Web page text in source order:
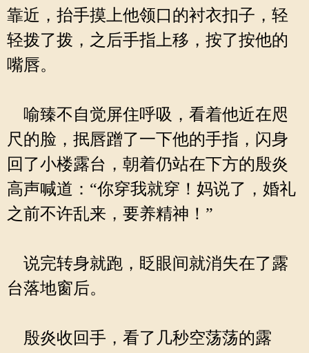
靠近，抬手摸上他领口的衬衣扣子，轻
轻拨了拨，之后手指上移，按了按他的
嘴唇。
喻臻不自觉屏住呼吸，看着他近在咫
尺的脸，抿唇蹭了一下他的手指，闪身
回了小楼露台，朝着仍站在下方的殷炎
高声喊道：“你穿我就穿！妈说了，婚礼
之前不许乱来，要养精神！”
说完转身就跑，眨眼间就消失在了露
台落地窗后。
殷炎收回手，看了几秒空荡荡的露